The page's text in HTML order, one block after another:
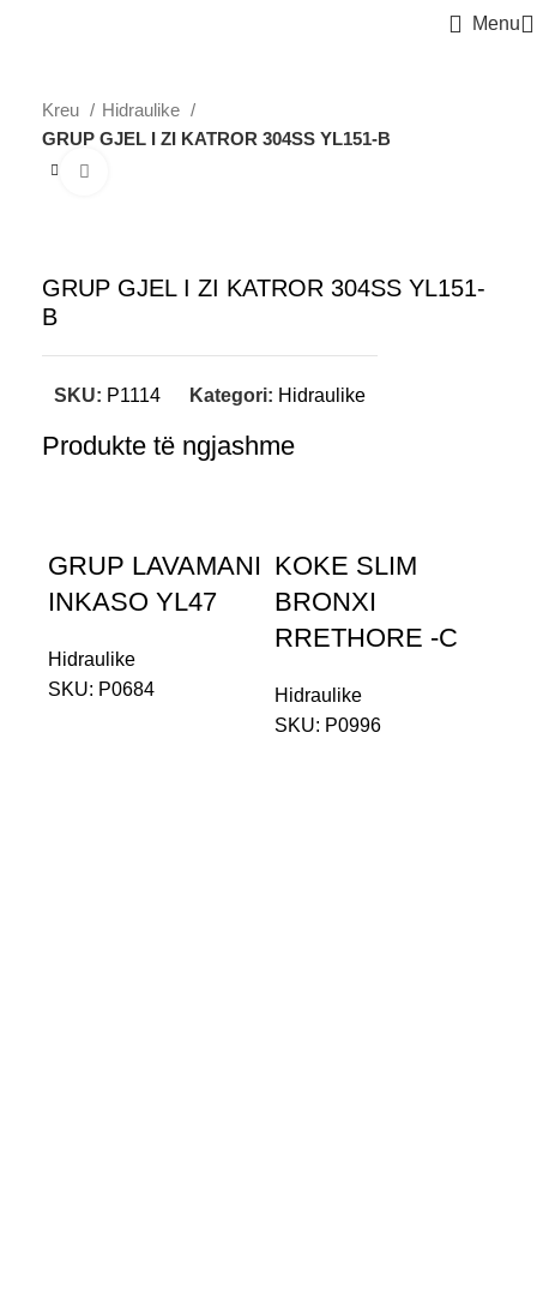
Menu
Kreu
Hidraulike
GRUP GJEL I ZI KATROR 304SS YL151-B
GRUP GJEL I ZI KATROR 304SS YL151-
B
SKU: P1114 Kategori: Hidraulike
Produkte të ngjashme
GRUP LAVAMANI
INKASO YL47
Hidraulike
SKU: P0684
KOKE SLIM
BRONXI
RRETHORE -C
Hidraulike
SKU: P0996